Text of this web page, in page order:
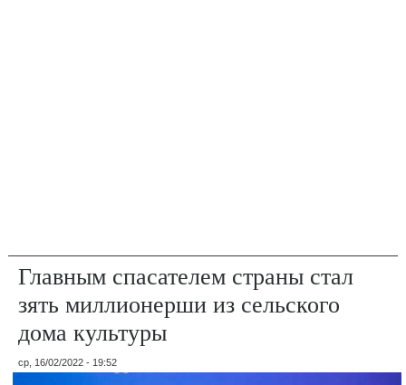
Главным спасателем страны стал
зять миллионерши из сельского
дома культуры
ср, 16/02/2022 - 19:52